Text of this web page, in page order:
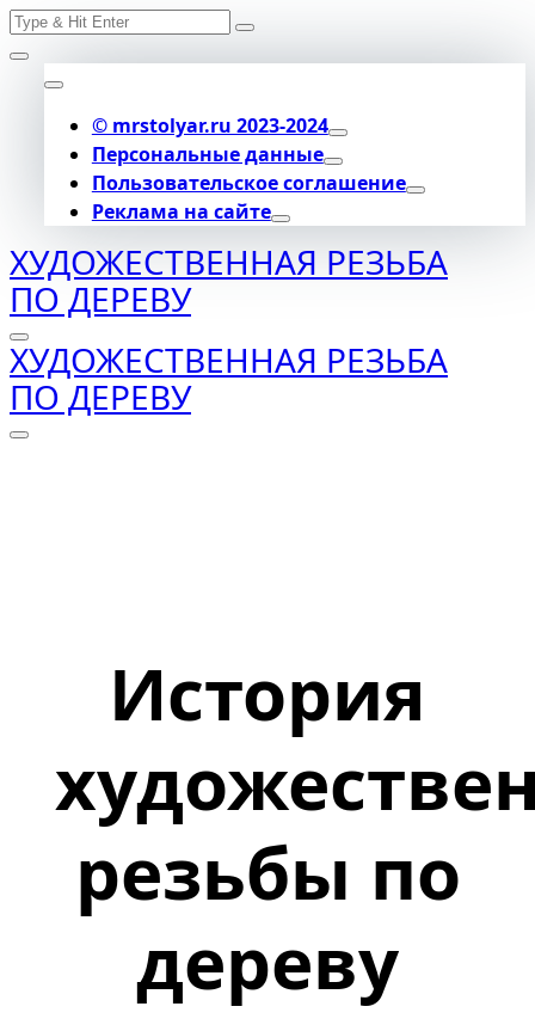
Skip
to
content
Search
© mrstolyar.ru 2023-2024
Персональные данные
Пользовательское соглашение
Реклама на сайте
ХУДОЖЕСТВЕННАЯ РЕЗЬБА
ПО ДЕРЕВУ
ХУДОЖЕСТВЕННАЯ РЕЗЬБА
ПО ДЕРЕВУ
История
резьбы по
дереву